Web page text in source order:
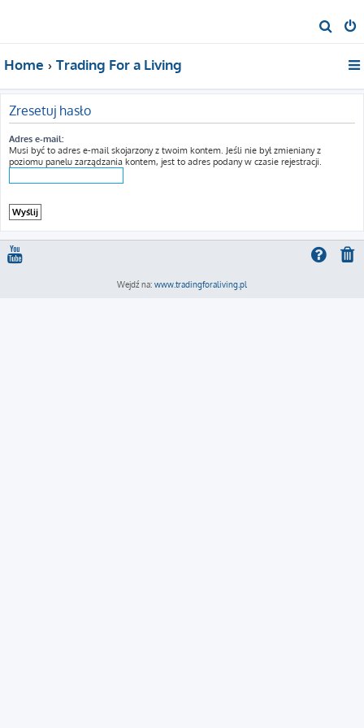
z
j
Home Trading For a Living
Zresetuj hasło
Adres e-mail:
Musi być to adres e-mail skojarzony z twoim kontem. Jeśli nie był zmieniany z
poziomu panelu zarządzania kontem, jest to adres podany w czasie rejestracji.
Wejdź na: www.tradingforaliving.pl